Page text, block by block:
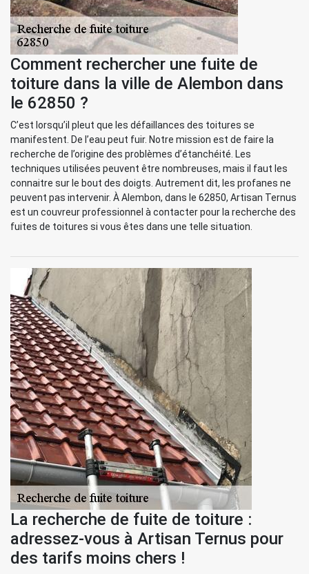
Comment rechercher une fuite de
toiture dans la ville de Alembon dans
le 62850 ?
C’est lorsqu’il pleut que les défaillances des toitures se
manifestent. De l’eau peut fuir. Notre mission est de faire la
recherche de l’origine des problèmes d’étanchéité. Les
techniques utilisées peuvent être nombreuses, mais il faut les
connaitre sur le bout des doigts. Autrement dit, les profanes ne
peuvent pas intervenir. À Alembon, dans le 62850, Artisan Ternus
est un couvreur professionnel à contacter pour la recherche des
fuites de toitures si vous êtes dans une telle situation.
La recherche de fuite de toiture :
adressez-vous à Artisan Ternus pour
des tarifs moins chers !